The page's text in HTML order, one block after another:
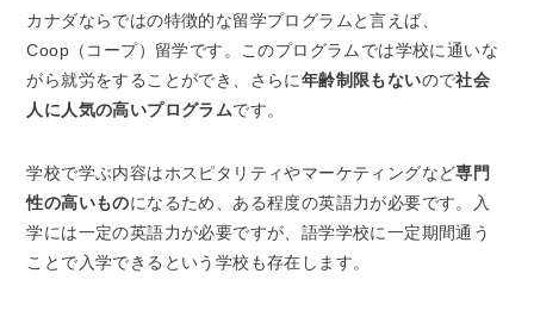
カナダならではの特徴的な留学プログラムと言えば、
Coop（コープ）留学です。このプログラムでは学校に通いな
がら就労をすることができ、さらに年齢制限もないので社会
人に人気の高いプログラムです。
学校で学ぶ内容はホスピタリティやマーケティングなど専門
性の高いものになるため、ある程度の英語力が必要です。入
学には一定の英語力が必要ですが、語学学校に一定期間通う
ことで入学できるという学校も存在します。